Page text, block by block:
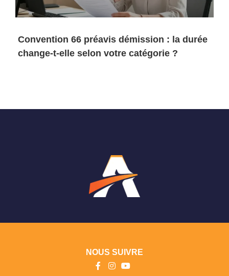
Convention 66 préavis démission : la durée
change-t-elle selon votre catégorie ?
NOUS SUIVRE